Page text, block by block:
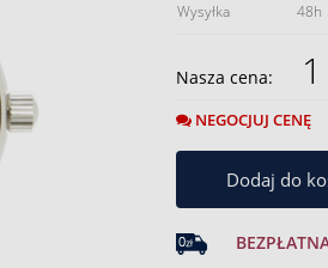
Wysyłka
48h
Nasza cena:
NEGOCJUJ CENĘ
Dodaj do